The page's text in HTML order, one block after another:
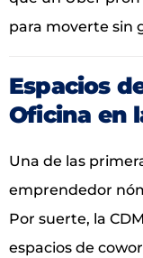
para moverte sin
Espacios
Oficina en
Una de las
emprendedor
Por suerte, la
espacios de